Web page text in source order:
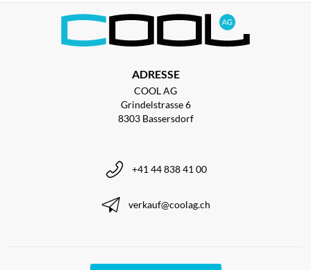
ADRESSE
COOL AG
Grindelstrasse 6
8303 Bassersdorf
+41 44 838 41 00
verkauf@coolag.ch